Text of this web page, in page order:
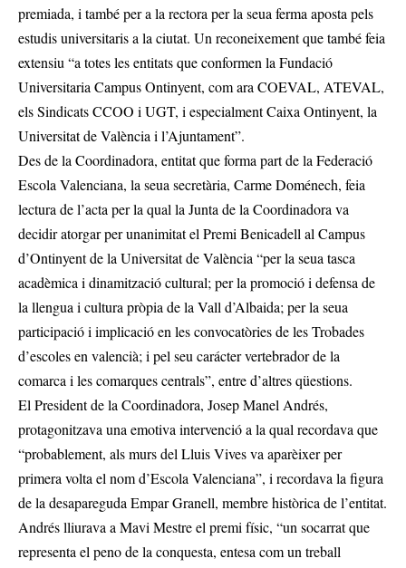
premiada, i també per a la rectora per la seua ferma aposta pels
estudis universitaris a la ciutat. Un reconeixement que també feia
extensiu “a totes les entitats que conformen la Fundació
Universitaria Campus Ontinyent, com ara COEVAL, ATEVAL,
els Sindicats CCOO i UGT, i especialment Caixa Ontinyent, la
Universitat de València i l’Ajuntament”.
Des de la Coordinadora, entitat que forma part de la Federació
Escola Valenciana, la seua secretària, Carme Doménech, feia
lectura de l’acta per la qual la Junta de la Coordinadora va
decidir atorgar per unanimitat el Premi Benicadell al Campus
d’Ontinyent de la Universitat de València “per la seua tasca
acadèmica i dinamització cultural; per la promoció i defensa de
la llengua i cultura pròpia de la Vall d’Albaida; per la seua
participació i implicació en les convocatòries de les Trobades
d’escoles en valencià; i pel seu carácter vertebrador de la
comarca i les comarques centrals”, entre d’altres qüestions.
El President de la Coordinadora, Josep Manel Andrés,
protagonitzava una emotiva intervenció a la qual recordava que
“probablement, als murs del Lluis Vives va aparèixer per
primera volta el nom d’Escola Valenciana”, i recordava la figura
de la desapareguda Empar Granell, membre històrica de l’entitat.
Andrés lliurava a Mavi Mestre el premi físic, “un socarrat que
representa el peno de la conquesta, entesa com un treball